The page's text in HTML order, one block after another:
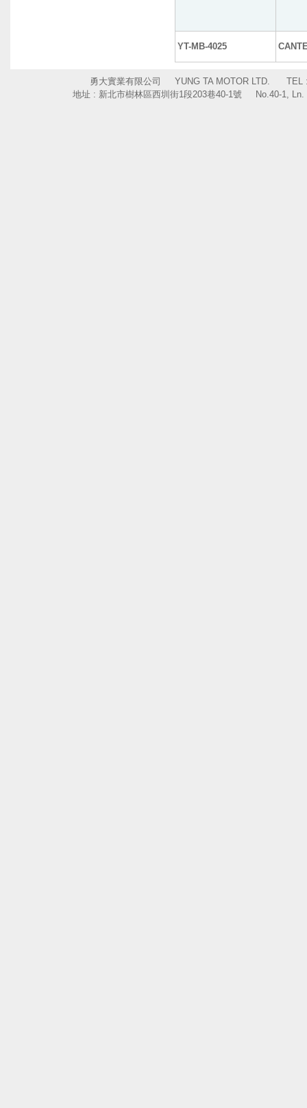
YT-MB-4025
勇大實業有限公司 YUNG TA MOTOR LTD.
地址 : 新北市樹林區西圳街1段203巷40-1號 No.40-1, Ln.